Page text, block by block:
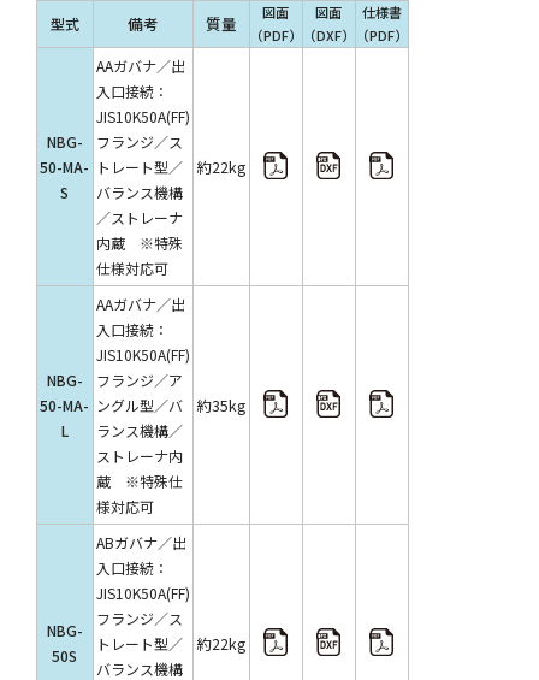
型式 備考 質量
図面
（PDF）
図面
（DXF）
仕様書
（PDF）
NBG-
50-MA-
S
AAガバナ／出
入口接続：
JIS10K50A(FF)
フランジ／ス
トレート型／
バランス機構
／ストレーナ
内蔵 ※特殊
仕様対応可
約22kg
NBG-
50-MA-
L
AAガバナ／出
入口接続：
JIS10K50A(FF)
フランジ／ア
ングル型／バ
ランス機構／
ストレーナ内
蔵 ※特殊仕
様対応可
約35kg
NBG-
50S
ABガバナ／出
入口接続：
JIS10K50A(FF)
フランジ／ス
トレート型／
バランス機構
約22kg